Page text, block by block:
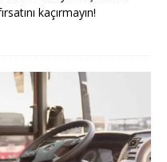
kaçırmayın!